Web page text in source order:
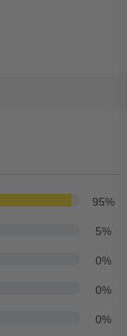
95%
5%
0%
0%
0%